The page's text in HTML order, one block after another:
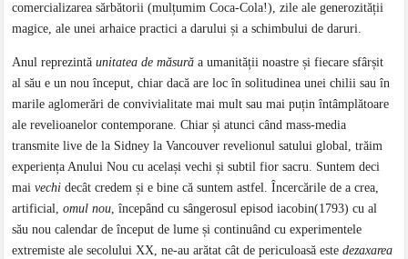
comercializarea sărbătorii (mulțumim Coca-Cola!), zile ale generozității
magice, ale unei arhaice practici a darului și a schimbului de daruri.
Anul reprezintăunitatea de măsură a umanității noastre și fiecare sfârșit
al său e un nou început, chiar dacă are loc în solitudinea unei chilii sau în
marile aglomerări de convivialitate mai mult sau mai puțin întâmplătoare
ale revelioanelor contemporane. Chiar și atunci când mass-media
transmite live de la Sidney la Vancouver revelionul satului global, trăim
experiența Anului Nou cu același vechi și subtil fior sacru. Suntem deci
maivechi decât credem și e bine că suntem astfel. Încercările de a crea,
artificial,omul nou, începând cu sângerosul episod iacobin(1793) cu al
său nou calendar de început de lume și continuând cu experimentele
extremiste ale secolului XX, ne-au arătat cât de periculoasă estedezaxarea